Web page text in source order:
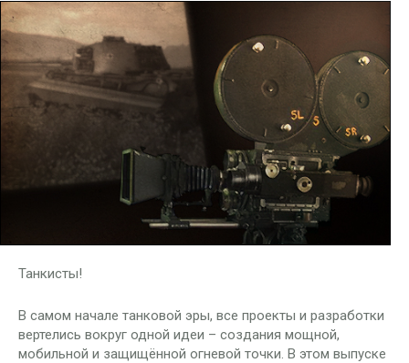
Танкисты!
В самом начале танковой эры, все проекты и разработки
вертелись вокруг одной идеи – создания мощной,
мобильной и защищённой огневой точки. В этом выпуске